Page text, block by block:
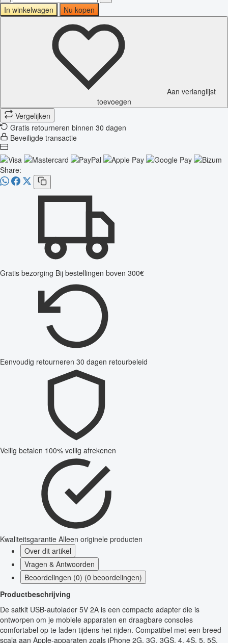
In winkelwagen
Nu kopen
Aan verlanglijst
toevoegen
Vergelijken
Gratis retourneren binnen 30 dagen
Beveiligde transactie
Share:
Gratis bezorging Bij bestellingen boven 300€
Eenvoudig retourneren 30 dagen retourbeleid
Veilig betalen 100% veilig afrekenen
Kwaliteitsgarantie Alleen originele producten
Over dit artikel
Vragen & Antwoorden
Beoordelingen (0) (0 beoordelingen)
Productbeschrijving
De satkit USB-autolader 5V 2A is een compacte adapter die is
ontworpen om je mobiele apparaten en draagbare consoles
comfortabel op te laden tijdens het rijden. Compatibel met een breed
scala aan Apple-apparaten zoals iPhone 2G, 3G, 3GS, 4, 4S, 5, 5S,